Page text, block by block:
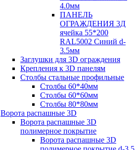
4.0мм
ПАНЕЛЬ
ОГРАЖДЕНИЯ 3Д
ячейка 55*200
RAL5002 Синий d-
3.5мм
Заглушки для 3D ограждения
Крепления к 3D панелям
Столбы стальные профильные
Столбы 60*40мм
Столбы 60*60мм
Столбы 80*80мм
Ворота распашные 3D
Ворота распашные 3D
полимерное покрытие
Ворота распашные 3D